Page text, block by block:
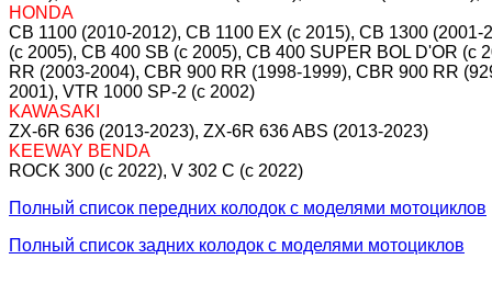
HONDA
CB 1100 (2010-2012), CB 1100 EX (c 2015), CB 1300
(c 2005), CB 400 SB (c 2005), CB 400 SUPER BOL D'OR
RR (2003-2004), CBR 900 RR (1998-1999), CBR 900 RR
2001), VTR 1000 SP-2 (c 2002)
KAWASAKI
ZX-6R 636 (2013-2023), ZX-6R 636 ABS (2013-2023)
KEEWAY BENDA
ROCK 300 (c 2022), V 302 C (c 2022)
Полный список передних колодок с моделями мотоциклов
Полный список задних колодок с моделями мотоциклов